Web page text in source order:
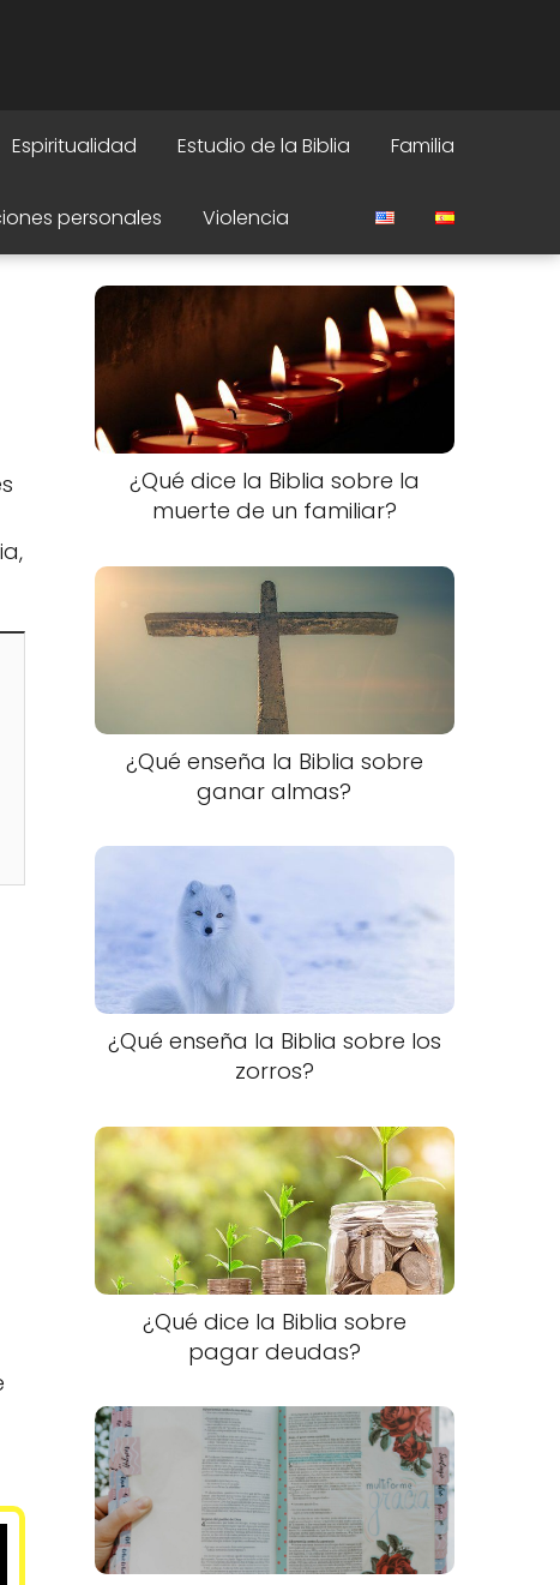
Espiritualidad Estudio de la Biblia Familia
personales Violencia
¿Qué dice la Biblia sobre la
muerte de un familiar?
¿Qué enseña la Biblia sobre
ganar almas?
¿Qué enseña la Biblia sobre los
zorros?
¿Qué dice la Biblia sobre
pagar deudas?